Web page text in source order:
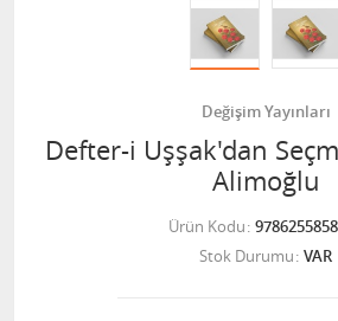
Değişim Yayınları
Defter-i Uşşak'dan
Alimoğlu
Ürün Kodu
Stok Durumu VAR